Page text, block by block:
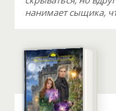
нанимает сыщика,